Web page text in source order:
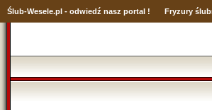
Ślub-Wesele.pl - odwiedź nasz portal ! Fryzury